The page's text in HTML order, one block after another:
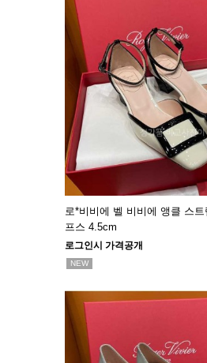
로*비비에 벨 비비에 앵클 스
프스 4.5cm
로그인시 가격공개
NEW